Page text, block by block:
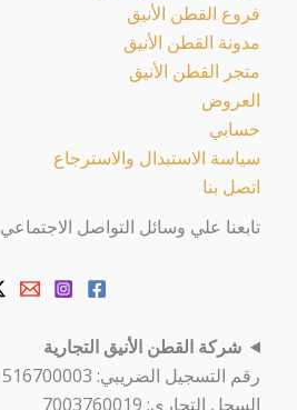
فروع القطن الأنيق
مدونة القطن الأنيق
متجر القطن الأنيق
العروض
حسابي
سياسة الاستبدال والاسترجاع
اتصل بنا
تابعنا علي وسائل التواصل الاجتماعي
شركة القطن الأنيق التجارية
رقم التسجيل الضريبي: 311051516700003
السجل التجاري: 7003760019